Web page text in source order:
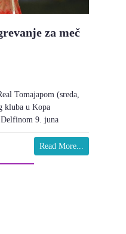
za meč
Tomajapom (sreda,
kluba u Kopa
Delfinom 9. juna
Read More...